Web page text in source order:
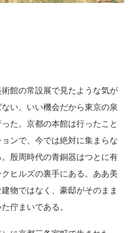
館の常設展で見たような気が
い。いい機会だから東京の泉
た。京都の本館は行ったこと
ンで、今では絶対に集まらな
殷周時代の青銅器はつとに有
ヒルズの裏手にある。ああ美
物ではなく、豪邸がそのまま
佇まいである。